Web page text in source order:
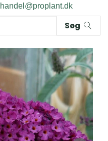
handel@proplant.dk
Søg